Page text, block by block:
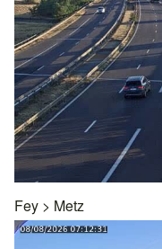
Fey > Metz